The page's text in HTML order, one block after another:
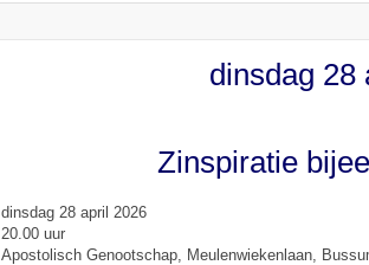
dinsdag 28
Zinspiratie
dinsdag 28 april 2026
20.00 uur
Apostolisch Genootschap, Meulenwiekenlaan,